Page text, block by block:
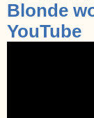
Blonde
YouTube